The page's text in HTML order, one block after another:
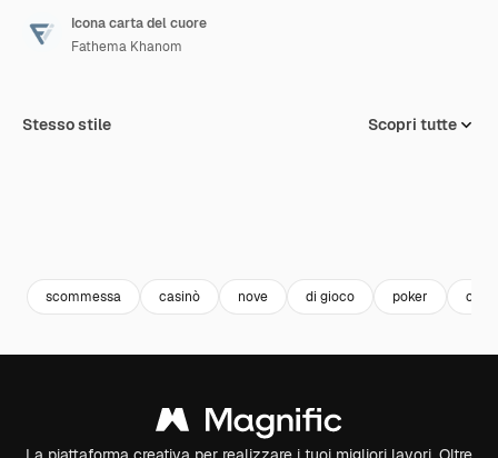
Icona carta del cuore
Fathema Khanom
Stesso stile Scopri tutte
scommessa casinò nove di gioco poker